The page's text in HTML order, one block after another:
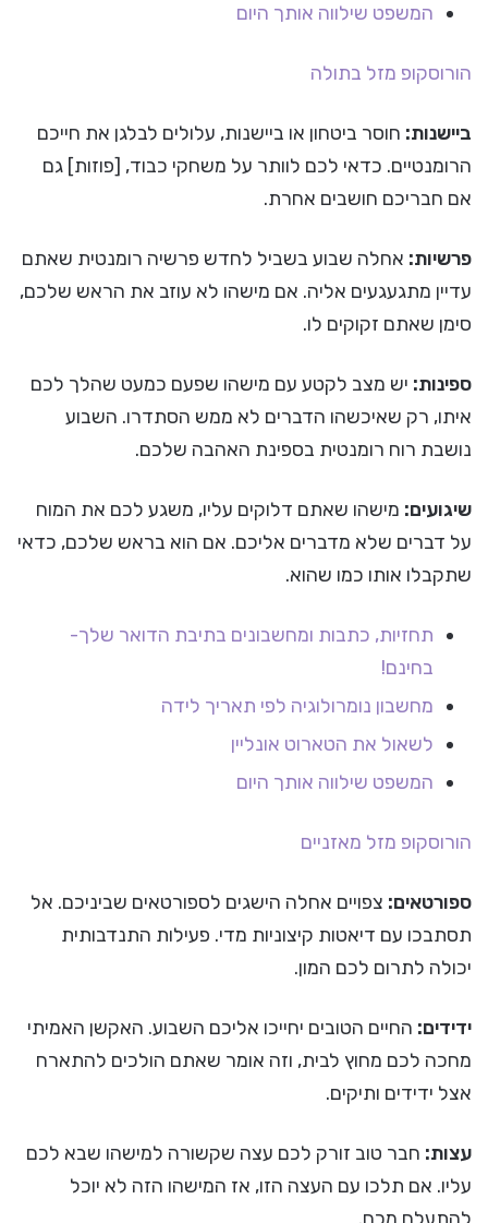
המשפט שילווה אותך היום
הורוסקופ מזל בתולה
ביישנות: חוסר ביטחון או ביישנות, עלולים לבלגן את חייכם
הרומנטיים. כדאי לכם לוותר על משחקי כבוד, [פוזות] גם
אם חבריכם חושבים אחרת.
פרשיות: אחלה שבוע בשביל לחדש פרשיה רומנטית שאתם
עדיין מתגעגעים אליה. אם מישהו לא עוזב את הראש שלכם,
סימן שאתם זקוקים לו.
ספינות: יש מצב לקטע עם מישהו שפעם כמעט שהלך לכם
איתו, רק שאיכשהו הדברים לא ממש הסתדרו. השבוע
נושבת רוח רומנטית בספינת האהבה שלכם.
שיגועים: מישהו שאתם דלוקים עליו, משגע לכם את המוח
על דברים שלא מדברים אליכם. אם הוא בראש שלכם, כדאי
שתקבלו אותו כמו שהוא.
תחזיות, כתבות ומחשבונים בתיבת הדואר שלך-
בחינם!
מחשבון נומרולוגיה לפי תאריך לידה
לשאול את הטארוט אונליין
המשפט שילווה אותך היום
הורוסקופ מזל מאזניים
ספורטאים: צפויים אחלה הישגים לספורטאים שביניכם. אל
תסתבכו עם דיאטות קיצוניות מדי. פעילות התנדבותית
יכולה לתרום לכם המון.
ידידים: החיים הטובים יחייכו אליכם השבוע. האקשן האמיתי
מחכה לכם מחוץ לבית, וזה אומר שאתם הולכים להתארח
אצל ידידים ותיקים.
עצות: חבר טוב זורק לכם עצה שקשורה למישהו שבא לכם
עליו. אם תלכו עם העצה הזו, אז המישהו הזה לא יוכל